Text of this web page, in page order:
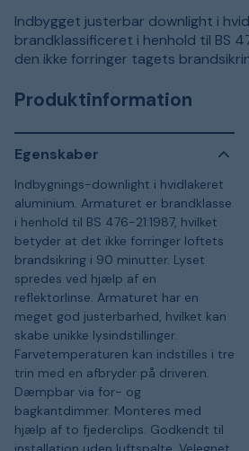
Indbygget justerbar downlight i
brandklassificeret i henhold til BS
den ikke forringer tagets
Produktinformation
Egenskaber
Indbygnings-downlight i hvidlakeret
aluminium. Armaturet er brandklasse
i henhold til BS 476-21:1987, hvilket
betyder at det ikke forringer loftets
brandsikring i 90 minutter. Lyset
spredes ved hjælp af en
reflektorlinse. Armaturet har en
meget god justerbarhed, hvilket kan
skabe unikke lysindstillinger.
Farvetemperaturen kan indstilles i tre
trin med en afbryder på driveren.
Dæmpbar via for- og
bagkantdimmer. Monteres med
hjælp af to fjederclips. Godkendt til